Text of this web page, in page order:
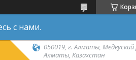
с нами.
050019, г. Алматы,
Алматы, Казахстан